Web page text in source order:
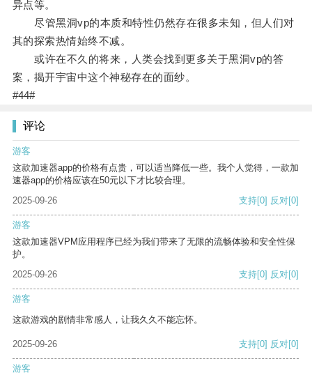
异点等。
尽管黑洞vp的本质和特性仍然存在很多未知，但人们对
其的探索热情始终不减。
或许在不久的将来，人类会找到更多关于黑洞vp的答
案，揭开宇宙中这个神秘存在的面纱。
#44#
评论
游客
这款加速器app的价格有点贵，可以适当降低一些。我个人觉得，一款加
速器app的价格应该在50元以下才比较合理。
2025-09-26
支持[0] 反对[0]
游客
这款加速器VPM应用程序已经为我们带来了无限的流畅体验和安全性保
护。
2025-09-26
支持[0] 反对[0]
游客
这款游戏的剧情非常感人，让我久久不能忘怀。
2025-09-26 支持[0] 反对[0]
游客